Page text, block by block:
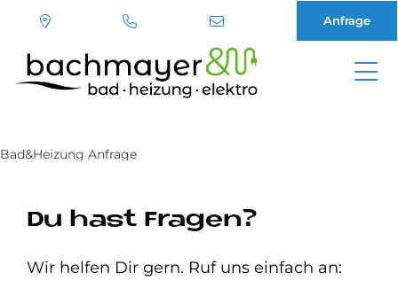
Anfrage
Bad&Heizung Anfrage
Du hast Fragen?
Wir helfen Dir gern. Ruf uns einfach an: